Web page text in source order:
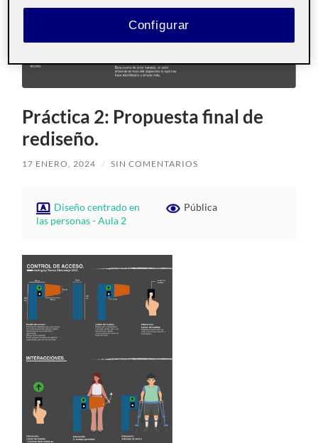
Práctica 2: Propuesta final de
rediseño.
17 ENERO, 2024 / SIN COMENTARIOS
Diseño centrado en
las personas - Aula 2
Pública
Configurar